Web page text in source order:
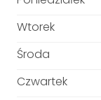
Wtorek
Środa
Czwartek